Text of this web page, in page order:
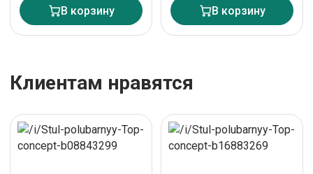
В корзину В корзину
Клиентам нравятся